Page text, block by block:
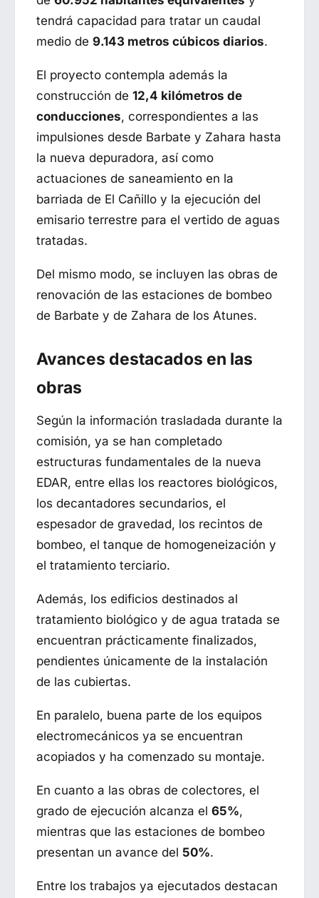
tendrá capacidad para tratar un caudal
medio de 9.143 metros cúbicos diarios.
El proyecto contempla además la
construcción de 12,4 kilómetros de
conducciones, correspondientes a las
impulsiones desde Barbate y Zahara hasta
la nueva depuradora, así como
actuaciones de saneamiento en la
barriada de El Cañillo y la ejecución del
emisario terrestre para el vertido de aguas
tratadas.
Del mismo modo, se incluyen las obras de
renovación de las estaciones de bombeo
de Barbate y de Zahara de los Atunes.
Avances destacados en las
obras
Según la información trasladada durante la
comisión, ya se han completado
estructuras fundamentales de la nueva
EDAR, entre ellas los reactores biológicos,
los decantadores secundarios, el
espesador de gravedad, los recintos de
bombeo, el tanque de homogeneización y
el tratamiento terciario.
Además, los edificios destinados al
tratamiento biológico y de agua tratada se
encuentran prácticamente finalizados,
pendientes únicamente de la instalación
de las cubiertas.
En paralelo, buena parte de los equipos
electromecánicos ya se encuentran
acopiados y ha comenzado su montaje.
En cuanto a las obras de colectores, el
grado de ejecución alcanza el 65%,
mientras que las estaciones de bombeo
presentan un avance del 50%.
Entre los trabajos ya ejecutados destacan